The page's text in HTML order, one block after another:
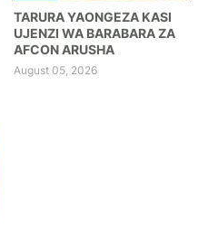
TARURA YAONGEZA KASI
UJENZI WA BARABARA ZA
AFCON ARUSHA
August 05, 2026